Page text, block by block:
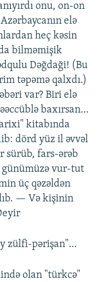
onu, on-on
elə
heç kəsin
bilməmişik
Dəğdaği! (Bu
təpəmə qalxdı.)
var? Biri elə
baxırsan…
kitabında
dörd yüz il əvvəl
sürüb, fars-ərəb
günümüzə vur-tut
üç qəzəldən
— Və kişinin
zülfi-pərişan"…
olan "türkcə"